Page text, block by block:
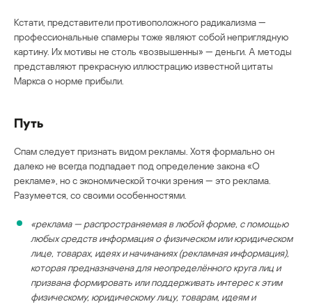
Кстати, представители противоположного радикализма —
профессиональные спамеры тоже являют собой неприглядную
картину. Их мотивы не столь «возвышенны» — деньги. А методы
представляют прекрасную иллюстрацию известной цитаты
Маркса о норме прибыли.
Путь
Спам следует признать видом рекламы. Хотя формально он
далеко не всегда подпадает под определение закона «О
рекламе», но с экономической точки зрения — это реклама.
Разумеется, со своими особенностями.
«реклама — распространяемая в любой форме, с помощью
любых средств информация о физическом или юридическом
лице, товарах, идеях и начинаниях (рекламная информация),
которая предназначена для неопределённого круга лиц и
призвана формировать или поддерживать интерес к этим
физическому, юридическому лицу, товарам, идеям и